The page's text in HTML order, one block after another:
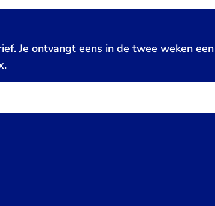
Je ontvangt eens in de twee weken